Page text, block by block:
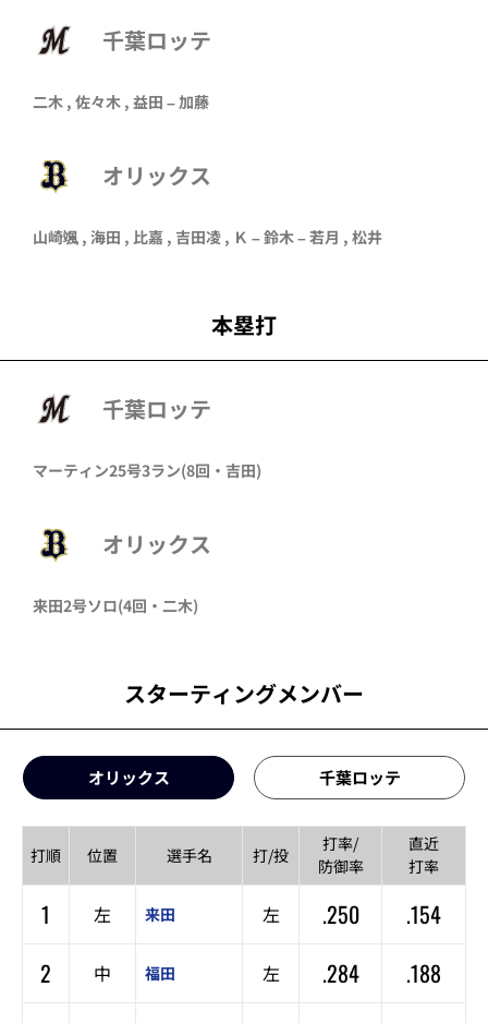
千葉ロッテ
二木 , 佐々木 , 益田 – 加藤
オリックス
山崎颯 , 海田 , 比嘉 , 吉田凌 , Ｋ –鈴木–若月 , 松井
本塁打
千葉ロッテ
マーティン25号3ラン(8回・ 吉田)
オリックス
来田2号ソロ(4回・ 二木)
スターティングメンバー
オリックス 千葉ロッテ
打順 位置 選手名 打/投
打率/
防御率
直近
打率
1 左 来田 左 .250
.154
2
中 福田 左 .284
.188